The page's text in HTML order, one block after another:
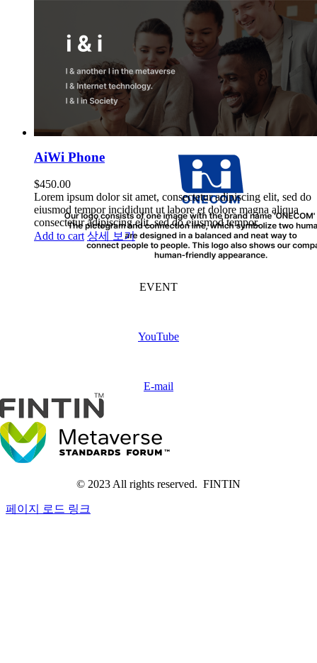
AiWi Phone
$450.00
Lorem ipsum dolor sit amet, consectetur adipiscing elit, sed do
eiusmod tempor incididunt ut labore et dolore magna aliqua
consectetur adipiscing elit, sed do eiusmod tempor.
Add to cart 상세 보기
(Coming soon)
EVENT
YouTube
E-mail
© 2023 All rights reserved. FINTIN
페이지 로드 링크